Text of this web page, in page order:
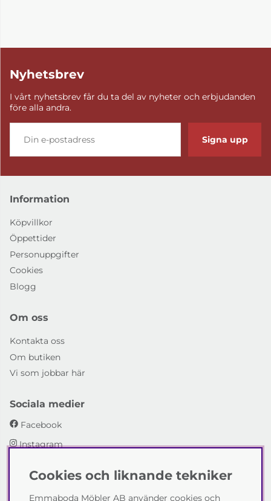
Nyhetsbrev
I vårt nyhetsbrev får du ta del av nyheter och erbjudanden
före alla andra.
Signa upp
Information
Köpvillkor
Öppettider
Personuppgifter
Cookies
Blogg
Om oss
Kontakta oss
Om butiken
Vi som jobbar här
Sociala medier
Facebook
Instagram
Emmaboda Möbler AB
Cookies och liknande tekniker
Emmaboda Möbler AB använder cookies och